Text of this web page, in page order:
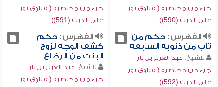
جزء من محاضرة ( فتاوى نور
على الدرب (590))
جزء من محاضرة ( فتاوى نور
على الدرب (591))
الفهرس:حكم من
تاب من ذنوبه السابقة
للشيخ: عبد العزيز بن باز
جزء من محاضرة ( فتاوى نور
على الدرب (592))
الفهرس:حكم
كشف الوجه لزوج
البنت من الرضاع
للشيخ: عبد العزيز بن باز
جزء من محاضرة ( فتاوى نور